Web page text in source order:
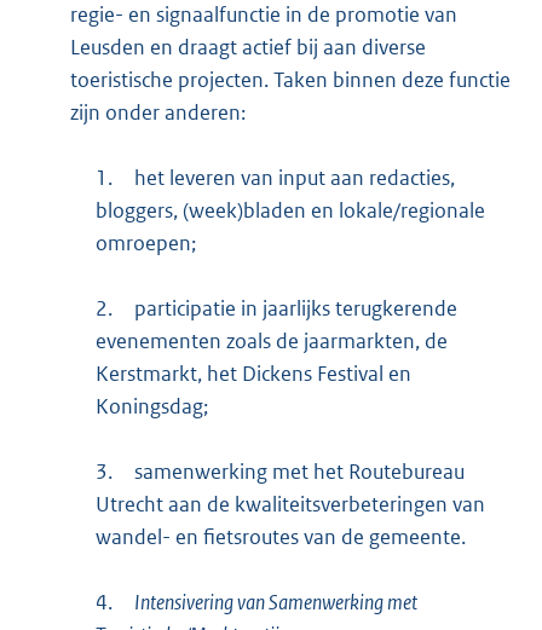
regie- en signaalfunctie in de promotie van
Leusden en draagt actief bij aan diverse
toeristische projecten. Taken binnen deze functie
zijn onder anderen:
1.
het leveren van input aan redacties,
bloggers, (week)bladen en lokale/regionale
omroepen;
2.
participatie in jaarlijks terugkerende
evenementen zoals de jaarmarkten, de
Kerstmarkt, het Dickens Festival en
Koningsdag;
3.
samenwerking met het Routebureau
Utrecht aan de kwaliteitsverbeteringen van
wandel- en fietsroutes van de gemeente.
4.
Intensivering van Samenwerking met